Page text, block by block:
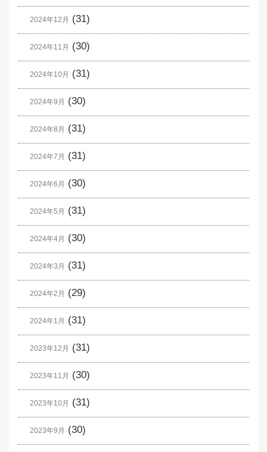
2024年12月 (31)
2024年11月 (30)
2024年10月 (31)
2024年9月 (30)
2024年8月 (31)
2024年7月 (31)
2024年6月 (30)
2024年5月 (31)
2024年4月 (30)
2024年3月 (31)
2024年2月 (29)
2024年1月 (31)
2023年12月 (31)
2023年11月 (30)
2023年10月 (31)
2023年9月 (30)